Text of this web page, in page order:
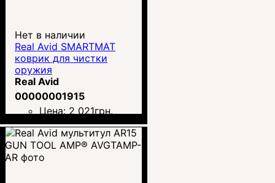
Нет в наличии
Real Avid SMARTMAT
коврик для чистки
оружия
Real Avid
00000001915
Цена: 2 021грн.